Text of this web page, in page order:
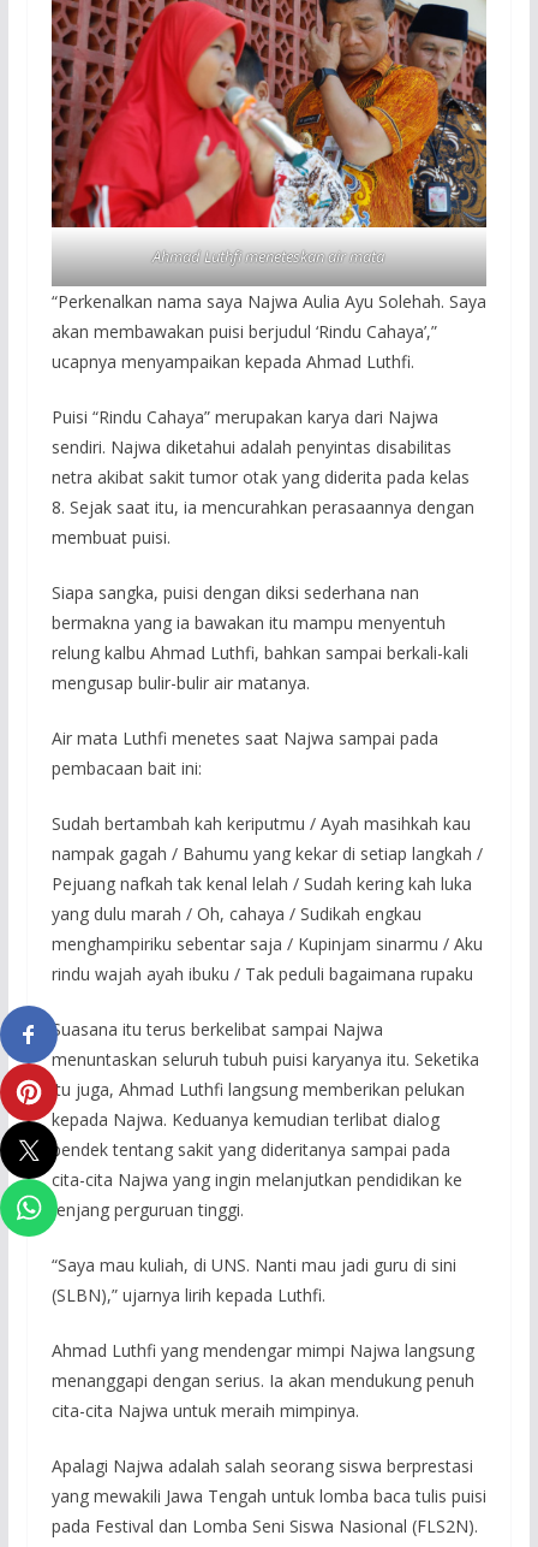
Ahmad Luthfi meneteskan air mata
“Perkenalkan nama saya Najwa Aulia Ayu Solehah. Saya
akan membawakan puisi berjudul ‘Rindu Cahaya’,”
ucapnya menyampaikan kepada Ahmad Luthfi.
Puisi “Rindu Cahaya” merupakan karya dari Najwa
sendiri. Najwa diketahui adalah penyintas disabilitas
netra akibat sakit tumor otak yang diderita pada kelas
8. Sejak saat itu, ia mencurahkan perasaannya dengan
membuat puisi.
Siapa sangka, puisi dengan diksi sederhana nan
bermakna yang ia bawakan itu mampu menyentuh
relung kalbu Ahmad Luthfi, bahkan sampai berkali-kali
mengusap bulir-bulir air matanya.
Air mata Luthfi menetes saat Najwa sampai pada
pembacaan bait ini:
Sudah bertambah kah keriputmu / Ayah masihkah kau
nampak gagah / Bahumu yang kekar di setiap langkah /
Pejuang nafkah tak kenal lelah / Sudah kering kah luka
yang dulu marah / Oh, cahaya / Sudikah engkau
menghampiriku sebentar saja / Kupinjam sinarmu / Aku
rindu wajah ayah ibuku / Tak peduli bagaimana rupaku
Suasana itu terus berkelibat sampai Najwa
menuntaskan seluruh tubuh puisi karyanya itu. Seketika
itu juga, Ahmad Luthfi langsung memberikan pelukan
kepada Najwa. Keduanya kemudian terlibat dialog
pendek tentang sakit yang dideritanya sampai pada
cita-cita Najwa yang ingin melanjutkan pendidikan ke
jenjang perguruan tinggi.
“Saya mau kuliah, di UNS. Nanti mau jadi guru di sini
(SLBN),” ujarnya lirih kepada Luthfi.
Ahmad Luthfi yang mendengar mimpi Najwa langsung
menanggapi dengan serius. Ia akan mendukung penuh
cita-cita Najwa untuk meraih mimpinya.
Apalagi Najwa adalah salah seorang siswa berprestasi
yang mewakili Jawa Tengah untuk lomba baca tulis puisi
pada Festival dan Lomba Seni Siswa Nasional (FLS2N).